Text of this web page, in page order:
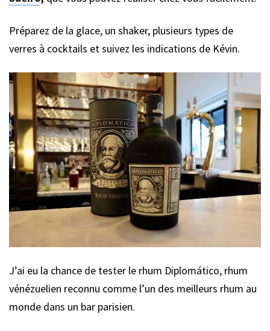
Préparez de la glace, un shaker, plusieurs types de
verres à cocktails et suivez les indications de Kévin.
J’ai eu la chance de tester le rhum Diplomático, rhum
vénézuelien reconnu comme l’un des meilleurs rhum au
monde dans un bar parisien.